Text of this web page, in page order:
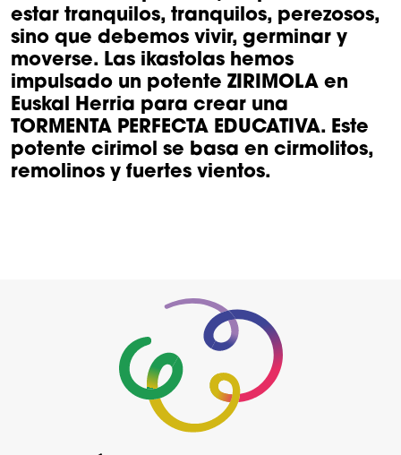
estar tranquilos, tranquilos, perezosos,
sino que debemos vivir, germinar y
moverse. Las ikastolas hemos
impulsado un potente ZIRIMOLA en
Euskal Herria para crear una
TORMENTA PERFECTA EDUCATIVA. Este
potente cirimol se basa en cirmolitos,
remolinos y fuertes vientos.